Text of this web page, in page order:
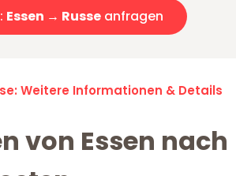
Essen → Russeanfragen
Weitere Informationen & Details
von Essen nach